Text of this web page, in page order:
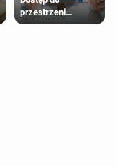
przestrzeni
przeznaczonych